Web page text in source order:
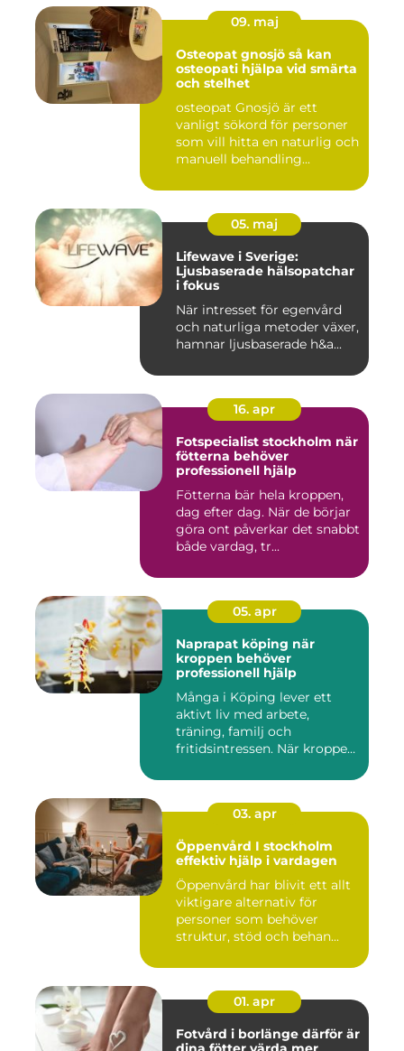
09. maj
Osteopat gnosjö så kan
osteopati hjälpa vid smärta
och stelhet
osteopat Gnosjö är ett
vanligt sökord för personer
som vill hitta en naturlig och
manuell behandling...
05. maj
Lifewave i Sverige:
Ljusbaserade hälsopatchar
i fokus
När intresset för egenvård
och naturliga metoder växer,
hamnar ljusbaserade h&a...
16. apr
Fotspecialist stockholm när
fötterna behöver
professionell hjälp
Fötterna bär hela kroppen,
dag efter dag. När de börjar
göra ont påverkar det snabbt
både vardag, tr...
05. apr
Naprapat köping när
kroppen behöver
professionell hjälp
Många i Köping lever ett
aktivt liv med arbete,
träning, familj och
fritidsintressen. När kroppen
03. apr
Öppenvård I stockholm
effektiv hjälp i vardagen
Öppenvård har blivit ett allt
viktigare alternativ för
personer som behöver
struktur, stöd och behan...
01. apr
Fotvård i borlänge därför är